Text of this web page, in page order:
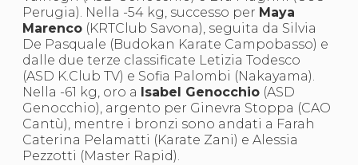
Cerca
Contatti
News
Cookies Accept
Newsletter
Catalogo formativo
Webinar
Corsi Monotematici
Corsi di Specializzazione
Corsi FIJLKAM-FISDIR
Perugia). Nella -54 kg, successo per Maya
Marenco (KRTClub Savona), seguita da Silvia
De Pasquale (Budokan Karate Campobasso) e
dalle due terze classificate Letizia Todesco
(ASD K.Club TV) e Sofia Palombi (Nakayama).
Nella -61 kg, oro a
Isabel Genocchio (ASD
Genocchio), argento per Ginevra Stoppa (CAO
Cantù), mentre i bronzi sono andati a Farah
Caterina Pelamatti (Karate Zani) e Alessia
Pezzotti (Master Rapid).